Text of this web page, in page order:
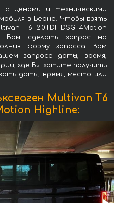
с ценами и техническими
в Берне. Чтобы взять
T6 2.0TDI DSG 4Motion
Вам сделать запрос на
форму запроса. Вам
запросе даты, время,
где Вы хотите получить
даты, время, место или
Multivan T6
Highline: